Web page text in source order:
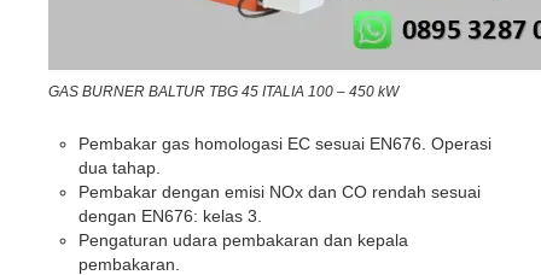
GAS BURNER BALTUR TBG 45 ITALIA 100 – 450 kW
Pembakar gas homologasi EC sesuai EN676. Operasi
dua tahap.
Pembakar dengan emisi NOx dan CO rendah sesuai
dengan EN676: kelas 3.
Pengaturan udara pembakaran dan kepala
pembakaran.